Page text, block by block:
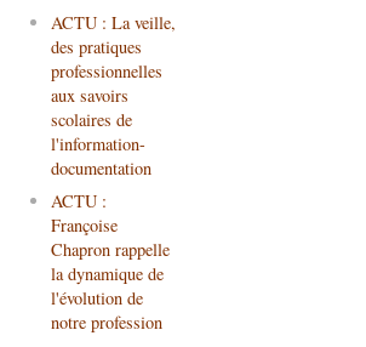
ACTU : La veille,
des pratiques
professionnelles
aux savoirs
scolaires de
l'information-
documentation
ACTU :
Françoise
Chapron rappelle
la dynamique de
l'évolution de
notre profession